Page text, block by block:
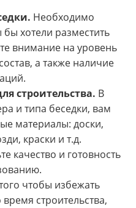
Необходимо
хотели разместить
внимание на уровень
а также наличие
строительства. В
и типа беседки, вам
материалы: доски,
краски и т.д.
качество и готовность
чтобы избежать
строительства,